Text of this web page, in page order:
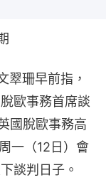
翠珊早前指，
歐事務首席談
國脫歐事務高
一（12日）會
談判日子。